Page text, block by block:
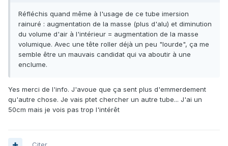
Réfléchis quand même à l'usage de ce tube imersion
rainuré : augmentation de la masse (plus d'alu) et diminution
du volume d'air à l'intérieur = augmentation de la masse
volumique. Avec une tête roller déjà un peu "lourde", ça me
semble être un mauvais candidat qui va aboutir à une
enclume.
Yes merci de l'info. J'avoue que ça sent plus d'emmerdement
qu'autre chose. Je vais ptet chercher un autre tube... J'ai un
50cm mais je vois pas trop l'intérêt